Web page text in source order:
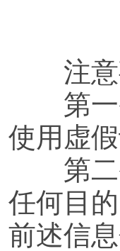
注意
第一条
使用虚
第二条
任何目
前述信